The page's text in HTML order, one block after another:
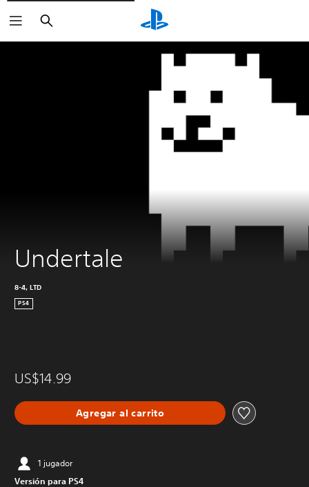
Buscar
Undertale
8-4, LTD
PS4
US$14.99
Agregar al carrito
1 jugador
Versión para PS4